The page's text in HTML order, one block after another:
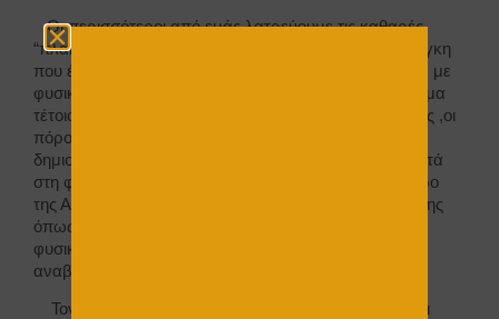
Οι περισσότεροι από εμάς λατρεύουμε τις καθαρές
“πλακάτες” επιφάνειες, των χρωμάτων. ΄Όμως ανάγκη
που έχουμε σαν άνθρωποι, να ερχόμαστε σε επαφή με
φυσικές επιφάνειες, , δεν καλύπτεται , από ένα χρώμα
τέτοιου τύπου . Επιφάνειες οι οποίες η τραχύτητα τους ,οι
πόροι τους , ακόμα και οι ατέλειες – που μπορεί να
δημιουργεί το μαστορικό χέρι – μας φέρνουν πιο κοντά
στη φύση. Ενώ το σπίτι μας μπορεί να είναι στο κέντρο
της Αθήνας…. Σαφώς υπάρχουν και υλικά επένδυσης
όπως πέτρες, μάρμαρα και λοιπά που είναι 100%
φυσικά, αλλά εδώ θα αναφερθούμε , στην επόμενη
αναβάθμιση του χρώματος….
Τον τελευταίο καιρό την παρουσία τους έχουν κάνει